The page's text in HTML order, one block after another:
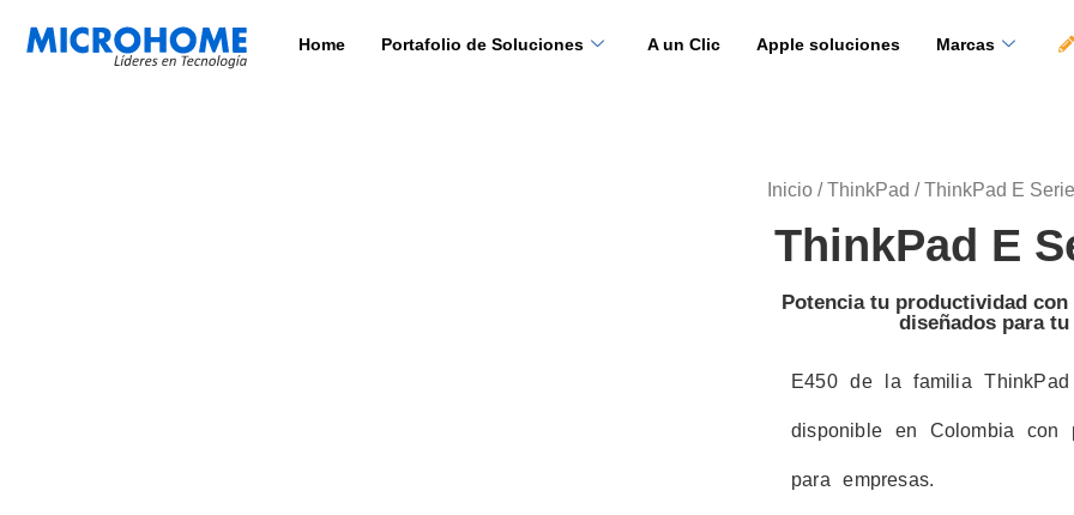
Home Portafolio de Soluciones A un Clic Apple soluciones Marcas
Inicio /ThinkPad / ThinkPad E
ThinkPad E
Potencia tu productividad
diseñados para
E450 de la familia
disponible en Colombia con
para empresas.